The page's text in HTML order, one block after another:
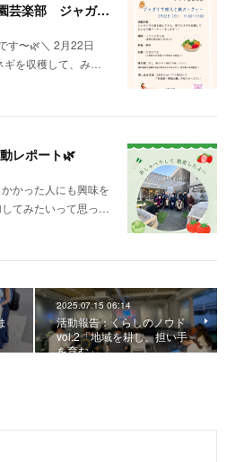
〈告知！〉第6回 ノウド園芸楽部 ジャガイモ植え🥔と鍋パーティー🍲⁈
す〜🌿＼ 2月22日
ギを収穫して、み…
レポート🌿
かった人にも興味を
てみたいって思っ…
2025.07.15 06:14
活動報告：くらしのノウド
vol.2「地域を耕し、担い手
を育む」